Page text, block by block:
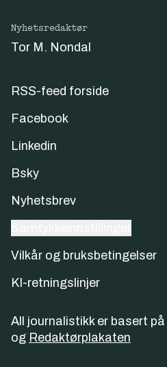
Nyhetsredaktør
Tor M. Nondal
RSS-feed forside
Facebook
Linkedin
Bsky
Nyhetsbrev
Vilkår og bruksbetingelser
KI-retningslinjer
All journalistikk er basert på
og Redaktørplakaten